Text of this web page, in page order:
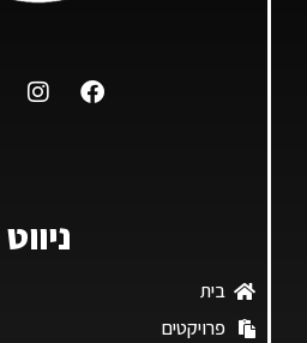
ניווט
בית
פרויקטים